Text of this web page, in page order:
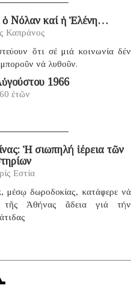
ὁ Νόλαν καί ἡ Ἑλένη…
Καπράνος
ὅτι σέ μιά κοινωνία δέν
νά λυθοῦν.
1966
ἐτῶν
Ἡ σιωπηλή ἱέρεια τῶν
Εστία
δωροδοκίας, κατάφερε νά
τῆς Ἀθήνας ἄδεια γιά τήν